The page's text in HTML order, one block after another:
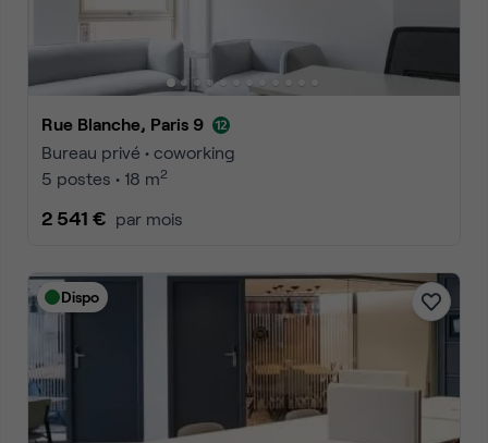
Rue Blanche, Paris 9
Bureau privé • coworking
5 postes • 18 m2
2 541 € par mois
Dispo